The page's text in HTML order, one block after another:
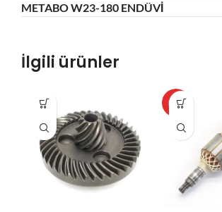
METABO W23-180 ENDÜVİ
İlgili ürünler
HOT